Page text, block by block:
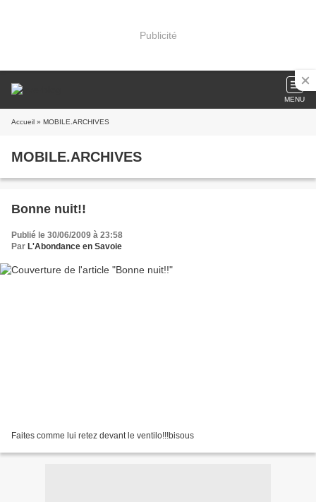
Publicité
MENU
Accueil » MOBILE.ARCHIVES
MOBILE.ARCHIVES
Bonne nuit!!
Publié le 30/06/2009 à 23:58
Par L'Abondance en Savoie
Faites comme lui retez devant le ventilo!!!bisous